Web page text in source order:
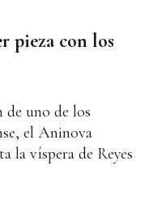
pieza con los
de uno de los
el Aninova
la víspera de Reyes